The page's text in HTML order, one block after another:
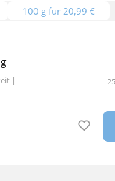
100 g für 20,99 €
|
Auf den